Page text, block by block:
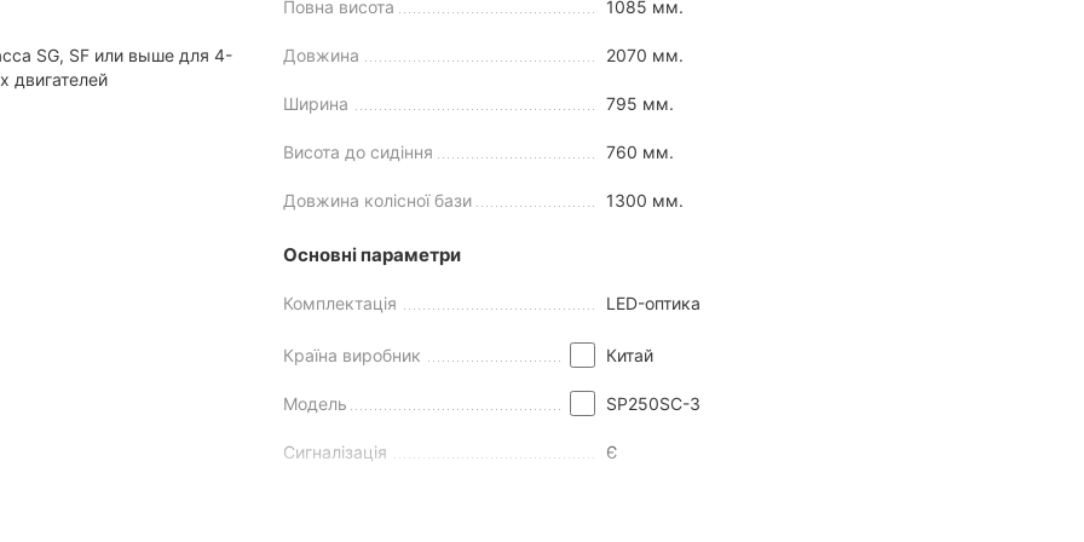
дух класичних скремблерів, доповнивши його та адаптувавши до сучасних реалій.
виразний спортивний дизайн і низку цікавих конструкційних рішень. Серед унікальних особливостей моделі можна
краще реагувати на повороти).
SG, SF или выше для 4-
двигателей
Повна висота 1085 мм.
Довжина 2070 мм.
Ширина 795 мм.
Висота до сидіння 760 мм.
Довжина колісної бази 1300 мм.
Основні параметри
Комплектація LED-оптика
Країна виробник Китай
Модель SP250SC-3
Сигналізація Є